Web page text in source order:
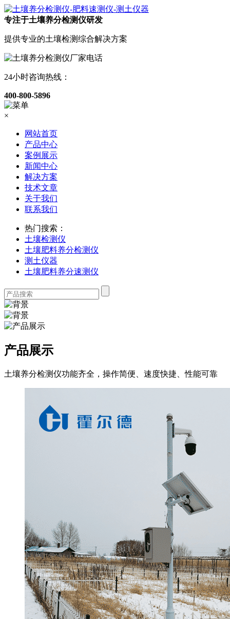
专注于土壤养分检测仪研发
提供专业的土壤检测综合解决方案
24小时咨询热线：
400-800-5896
×
网站首页
产品中心
案例展示
新闻中心
解决方案
技术文章
关于我们
联系我们
热门搜索：
土壤检测仪
土壤肥料养分检测仪
测土仪器
土壤肥料养分速测仪
产品展示
土壤养分检测仪功能齐全，操作简便、速度快捷、性能可靠